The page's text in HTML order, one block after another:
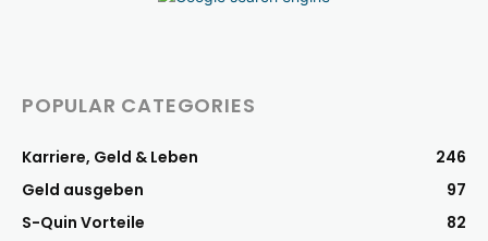
POPULAR CATEGORIES
Karriere, Geld & Leben
246
Geld ausgeben
97
S-Quin Vorteile
82